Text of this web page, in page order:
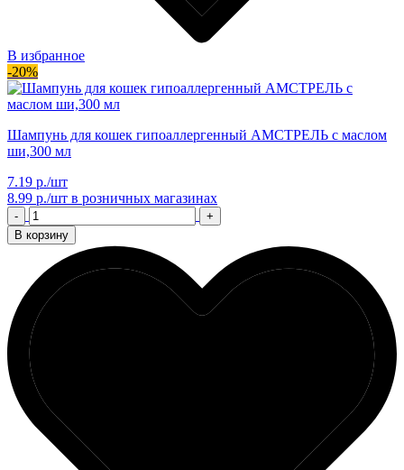
В избранное
-20%
Шампунь для кошек гипоаллергенный АМСТРЕЛЬ с маслом
ши,300 мл
7.19 р./шт
8.99 р./шт в розничных магазинах
-
+
В корзину